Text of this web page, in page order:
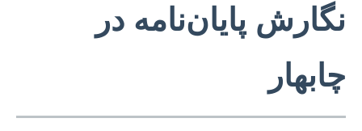
نگارش پایان‌نامه در
چابهار